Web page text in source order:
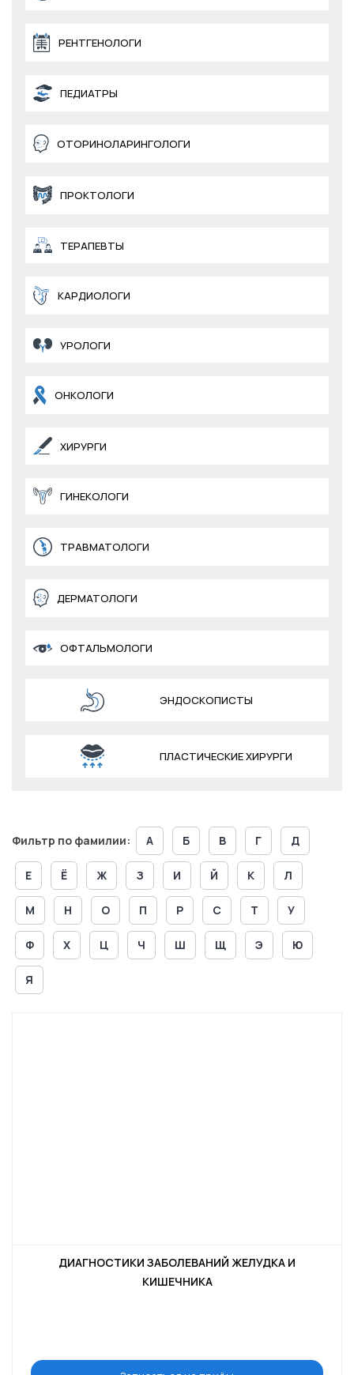
РЕНТГЕНОЛОГИ
ПЕДИАТРЫ
ОТОРИНОЛАРИНГОЛОГИ
ПРОКТОЛОГИ
ТЕРАПЕВТЫ
КАРДИОЛОГИ
УРОЛОГИ
ОНКОЛОГИ
ХИРУРГИ
ГИНЕКОЛОГИ
ТРАВМАТОЛОГИ
ДЕРМАТОЛОГИ
ОФТАЛЬМОЛОГИ
ЭНДОСКОПИСТЫ
ПЛАСТИЧЕСКИЕ ХИРУРГИ
Фильтр по фамилии: А Б В Г Д
Е Ё Ж З И Й К Л
М Н О П Р С Т У
Ф Х Ц Ч Ш Щ Э Ю
Я
ДИАГНОСТИКИ ЗАБОЛЕВАНИЙ ЖЕЛУДКА И
КИШЕЧНИКА